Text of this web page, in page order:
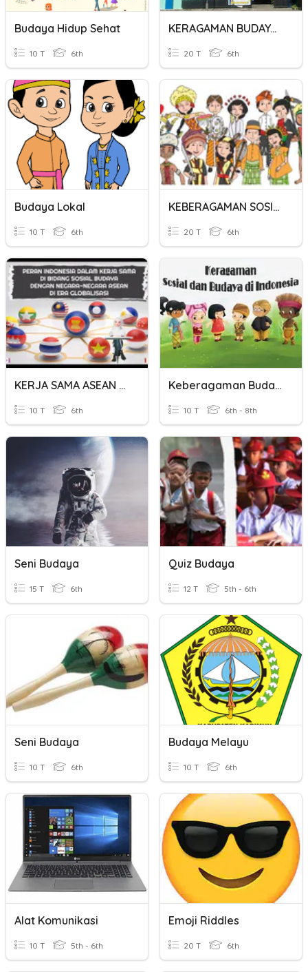
Budaya Hidup Sehat
10 T 6th
KERAGAMAN BUDAYA INDONESIA
20 T 6th
Budaya Lokal
10 T 6th
KEBERAGAMAN SOSIAL BUDAYA DAN EKONOMI
20 T 6th
KERJA SAMA ASEAN DALAM BIDANG SOSIAL BUDAYA
10 T 6th
Keberagaman Budaya
10 T 6th - 8th
Seni Budaya
15 T 6th
Quiz Budaya
12 T 5th - 6th
Seni Budaya
10 T 6th
Budaya Melayu
10 T 6th
Alat Komunikasi
10 T 5th - 6th
Emoji Riddles
20 T 6th